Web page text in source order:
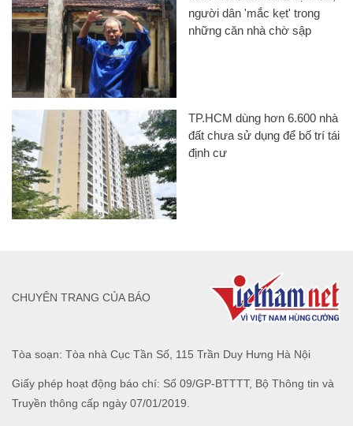
người dân 'mắc kẹt' trong
những căn nhà chờ sập
TP.HCM dùng hơn 6.600 nhà
đất chưa sử dụng để bố trí tái
định cư
Tòa soạn: Tòa nhà Cục Tần Số, 115 Trần Duy Hưng Hà Nội
Giấy phép hoạt động báo chí: Số 09/GP-BTTTT, Bộ Thông tin và
Truyền thông cấp ngày 07/01/2019.
CHUYÊN TRANG CỦA BÁO